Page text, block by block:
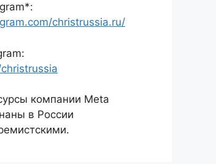
christrussia.ru/
компании Meta
в России